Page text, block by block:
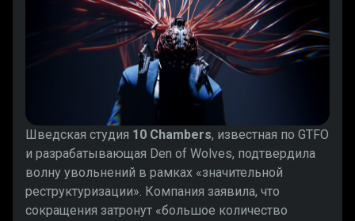
Шведская студия 10 Chambers, известная по GTFO
и разрабатывающая Den of Wolves, подтвердила
волну увольнений в рамках «значительной
реструктуризации». Компания заявила, что
сокращения затронут «большое количество